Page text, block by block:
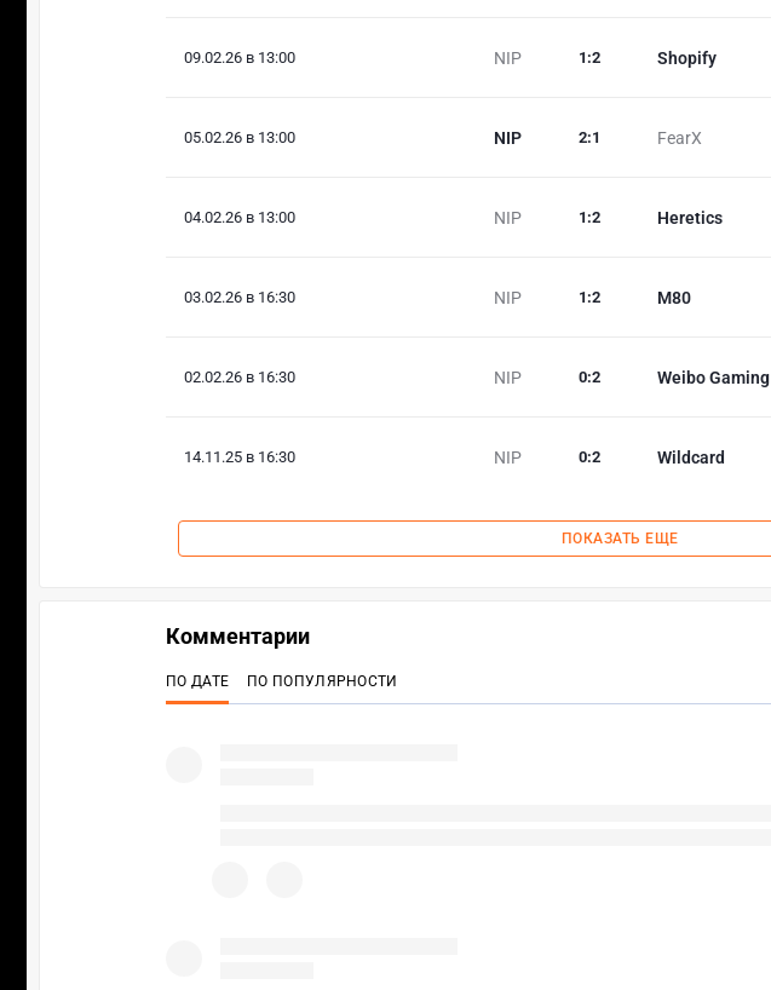
09.02.26 в 13:00 NIP Shopify
1 :2
05.02.26 в 13:00 NIP FearX
2:1
04.02.26 в 13:00 NIP Heretics
1 :2
03.02.26 в 16:30 NIP M80
1 :2
02.02.26 в 16:30 NIP Weibo Gaming
0:2
14.11.25 в 16:30 NIP Wildcard
0:2
ПОКАЗАТЬ ЕЩЕ
Комментарии
ПО ДАТЕ ПО ПОПУЛЯРНОСТИ